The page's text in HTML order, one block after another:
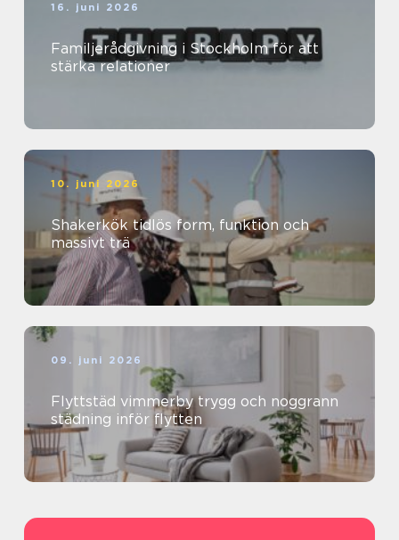
16. juni 2026
Familjerådgivning i Stockholm för att
stärka relationer
10. juni 2026
Shakerkök tidlös form, funktion och
massivt trä
09. juni 2026
Flyttstäd vimmerby trygg och noggrann
städning inför flytten